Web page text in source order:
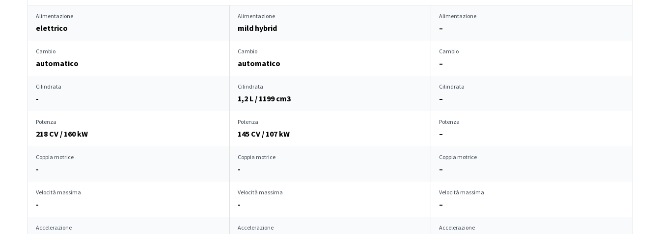
Alimentazione
elettrico
Alimentazione
mild hybrid
Alimentazione
–
Cambio
automatico
Cambio
automatico
Cambio
–
Cilindrata
-
Cilindrata
1,2 L / 1199 cm3
Cilindrata
–
Potenza
218 CV / 160 kW
Potenza
145 CV / 107 kW
Potenza
–
Coppia motrice
-
Coppia motrice
-
Coppia motrice
–
Velocità massima
-
Velocità massima
-
Velocità massima
–
Accelerazione Accelerazione Accelerazione